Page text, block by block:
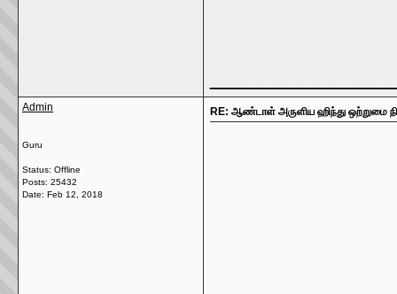
Admin
Guru
Status: Offline
Posts: 25432
Date: Feb 12, 2018
RE: ஆண்டாள் அருளிய ஹிந்து ஒற்றுமை